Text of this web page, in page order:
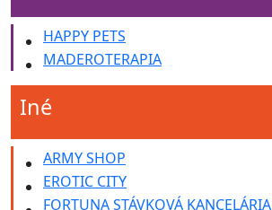
HAPPY PETS
MADEROTERAPIA
Iné
ARMY SHOP
EROTIC CITY
FORTUNA STÁVKOVÁ KANCELÁRIA